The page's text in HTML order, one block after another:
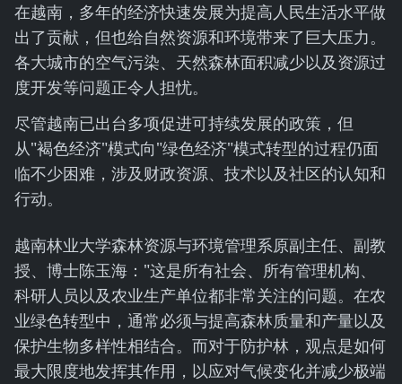
在越南，多年的经济快速发展为提高人民生活水平做
出了贡献，但也给自然资源和环境带来了巨大压力。
各大城市的空气污染、天然森林面积减少以及资源过
度开发等问题正令人担忧。
尽管越南已出台多项促进可持续发展的政策，但
从"褐色经济"模式向"绿色经济"模式转型的过程仍面
临不少困难，涉及财政资源、技术以及社区的认知和
行动。
越南林业大学森林资源与环境管理系原副主任、副教
授、博士陈玉海："这是所有社会、所有管理机构、
科研人员以及农业生产单位都非常关注的问题。在农
业绿色转型中，通常必须与提高森林质量和产量以及
保护生物多样性相结合。而对于防护林，观点是如何
最大限度地发挥其作用，以应对气候变化并减少极端